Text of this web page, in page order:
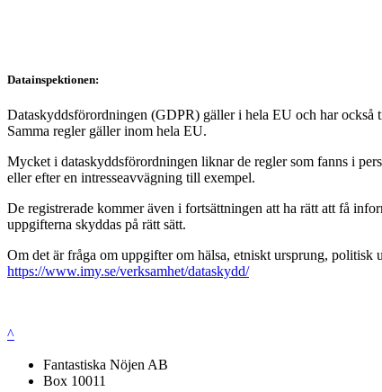
Datainspektionen:
Dataskyddsförordningen (GDPR) gäller i hela EU och har
Samma regler gäller inom hela EU.
Mycket i dataskyddsförordningen liknar de regler som fanns i
eller efter en intresseavvägning till exempel.
De registrerade kommer även i fortsättningen att ha rätt att få
uppgifterna skyddas på rätt sätt.
Om det är fråga om uppgifter om hälsa, etniskt ursprung, politisk
https://www.imy.se/verksamhet/dataskydd/
^
Fantastiska Nöjen AB
Box 10011